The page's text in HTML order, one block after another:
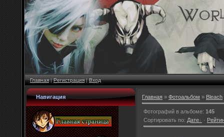
Главная|Регистрация|Вход
Навигация Главная » Фотоальбом » Bleach
Фотографий в альбоме: 145
Сортировать по: Дате ·